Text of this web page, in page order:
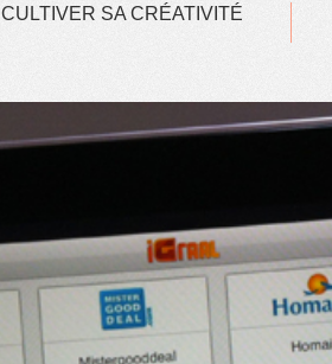
CULTIVER SA CRÉATIVITÉ